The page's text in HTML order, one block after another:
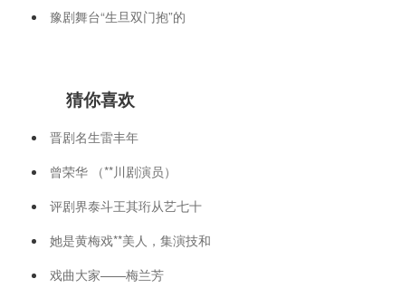
豫剧舞台“生旦双门抱”的
猜你喜欢
晋剧名生雷丰年
曾荣华 （**川剧演员）
评剧界泰斗王其珩从艺七十
她是黄梅戏**美人，集演技和
戏曲大家——梅兰芳